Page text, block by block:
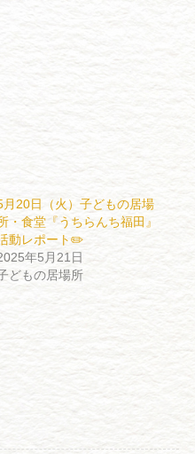
月20日（火）子どもの居場
・食堂『うちらんち福田』
動レポート✏️
年5月21日
どもの居場所